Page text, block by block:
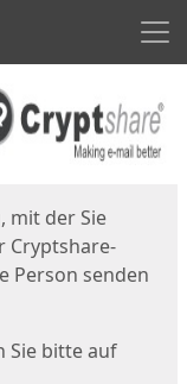
mit der Sie
Cryptshare-
Person senden
Sie bitte auf